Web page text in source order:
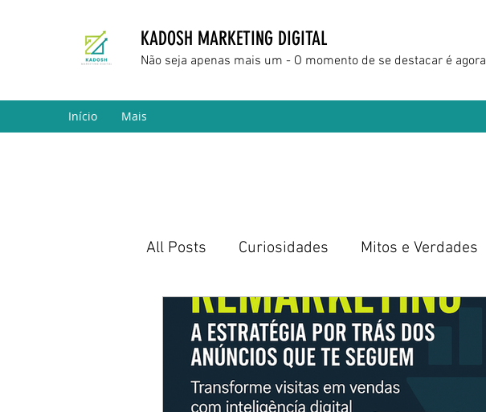
KADOSH MARKETING DIGITAL
Não seja apenas mais um - O momento de se destacar é agora
Início Mais
All Posts Curiosidades Mitos e Verdades
Marketing Digital Empreendedorismo